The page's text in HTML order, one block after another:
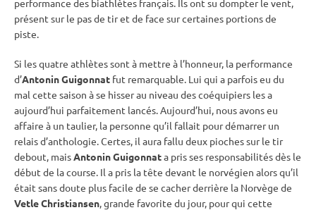
performance des biathlètes français. Ils ont su dompter le vent,
présent sur le pas de tiret de face sur certaines portions de
piste.
Si les quatre athlètes sont à mettre à l’honneur, la performance
d’Antonin Guigonnat fut remarquable. Lui qui a parfois eu du
mal cette saison à se hisser au niveau des coéquipiers les a
aujourd’hui parfaitement lancés. Aujourd’hui, nous avons eu
affaire à un taulier, la personne qu’il fallait pour démarrer un
relaisd’anthologie. Certes, il aura fallu deux pioches sur le tir
debout, maisAntonin Guigonnata pris ses responsabilités dès le
début de la course. Il a pris la tête devant le norvégien alors qu’il
était sans doute plus facile de se cacher derrière la Norvège de
Vetle Christiansen, grande favorite du jour, pour qui cette